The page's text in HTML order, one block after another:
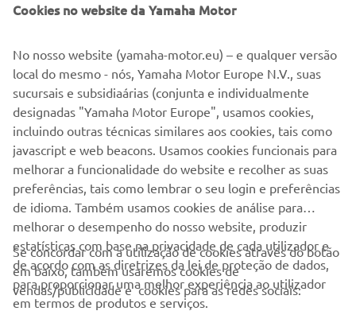
– Yamaha’s quiet, economical 4-stroke snowmobiles are
unique engineering features, together with Yamaha’s
pioneering development of the latest advances in
electronic and ergonomic technologies delivers yet
another impressive line-up of lightweight, agile, super-
comfortable – and now even more powerful -
snowmobiles. Machines that win friends and loyal
customers the world over.
EMPRESA
Cookies no website da Yamaha Motor
No nosso website (yamaha-motor.eu) – e qualquer versão
local do mesmo - nós, Yamaha Motor Europe N.V., suas
sucursais e subsidiaárias (conjunta e individualmente
designadas "Yamaha Motor Europe", usamos cookies,
incluindo outras técnicas similares aos cookies, tais como
javascript e web beacons. Usamos cookies funcionais para
melhorar a funcionalidade do website e recolher as suas
preferências, tais como lembrar o seu login e preferências
de idioma. Também usamos cookies de análise para
melhorar o desempenho do nosso website, produzir
estatísticas com base na privacidade de cada utilizador e
de acordo com as diretrizes da lei de proteção de dados,
para proporcionar uma melhor experiência ao utilizador
em termos de produtos e serviços.
Se concordar com a utilização de cookies através do botão
em baixo, também usaremos cookies de
vendas/publicidade e cookies para as redes sociais: